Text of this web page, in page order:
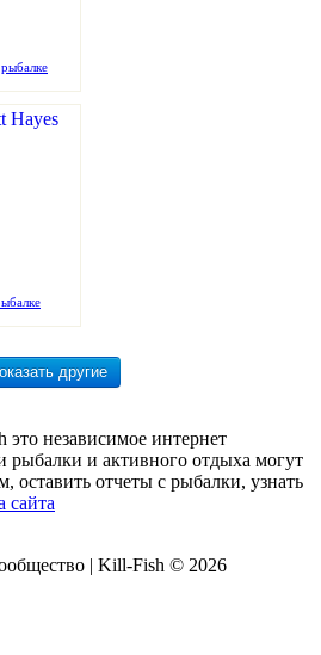
независимое интернет
рыбалки и активного отдыха могут
оставить отчеты с рыбалки, узнать
сайта
| Kill-Fish © 2026